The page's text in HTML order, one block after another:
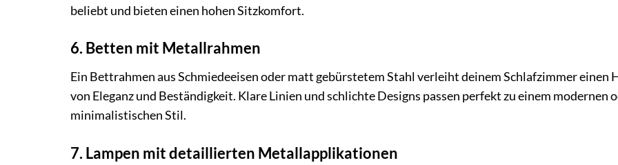
beliebt und bieten einen hohen Sitzkomfort.
6. Betten mit Metallrahmen
Ein Bettrahmen aus Schmiedeeisen oder matt gebürstetem Stahl verleiht deinem Schlafzimmer einen
von Eleganz und Beständigkeit. Klare Linien und schlichte Designs passen perfekt zu einem modernen
minimalistischen Stil.
7. Lampen mit detaillierten Metallapplikationen